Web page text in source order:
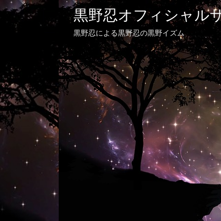
黒野忍オフィシャル
黒野忍による黒野忍の黒野イズム